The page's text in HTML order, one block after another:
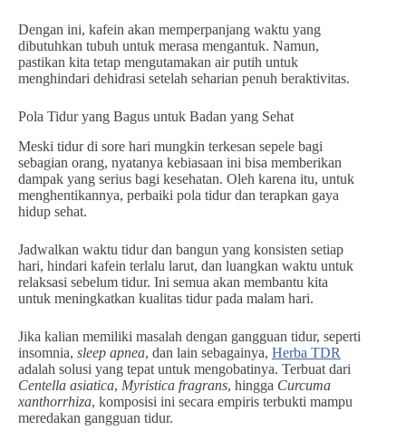
Dengan ini, kafein akan memperpanjang waktu yang
dibutuhkan tubuh untuk merasa mengantuk. Namun,
pastikan kita tetap mengutamakan air putih untuk
menghindari dehidrasi setelah seharian penuh beraktivitas.
Pola Tidur yang Bagus untuk Badan yang Sehat
Meski tidur di sore hari mungkin terkesan sepele bagi
sebagian orang, nyatanya kebiasaan ini bisa memberikan
dampak yang serius bagi kesehatan. Oleh karena itu, untuk
menghentikannya, perbaiki pola tidur dan terapkan gaya
hidup sehat.
Jadwalkan waktu tidur dan bangun yang konsisten setiap
hari, hindari kafein terlalu larut, dan luangkan waktu untuk
relaksasi sebelum tidur. Ini semua akan membantu kita
untuk meningkatkan kualitas tidur pada malam hari.
Jika kalian memiliki masalah dengan gangguan tidur, seperti
insomnia, sleep apnea, dan lain sebagainya, Herba TDR
adalah solusi yang tepat untuk mengobatinya. Terbuat dari
Centella asiatica, Myristica fragrans, hingga Curcuma
xanthorrhiza, komposisi ini secara empiris terbukti mampu
meredakan gangguan tidur.